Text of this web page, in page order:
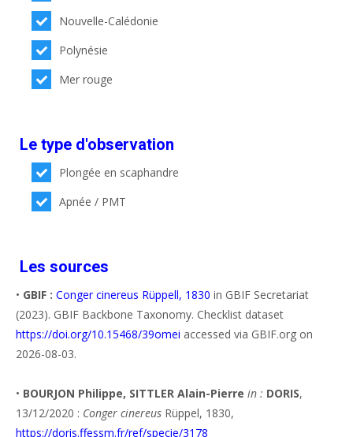
Nouvelle-Calédonie
Polynésie
Mer rouge
Le type d'observation
Plongée en scaphandre
Apnée / PMT
Les sources
• GBIF : Conger cinereus Rüppell, 1830 in GBIF Secretariat
(2023). GBIF Backbone Taxonomy. Checklist dataset
https://doi.org/10.15468/39omei accessed via GBIF.org on
2026-08-03.
• BOURJON Philippe, SITTLER Alain-Pierre in : DORIS,
13/12/2020 : Conger cinereus Rüppel, 1830,
https://doris.ffessm.fr/ref/specie/3178